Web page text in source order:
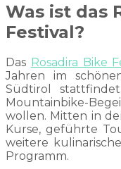
Was ist das
Festival?
Das Rosadira Bike
Jahren im
Südtirol
Mountainbike-
wollen. Mitten in
Kurse, geführte
weitere
Programm.